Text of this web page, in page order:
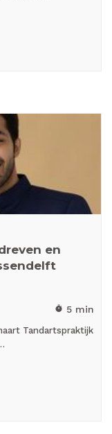
en
timer 5 min
Tandartspraktijk